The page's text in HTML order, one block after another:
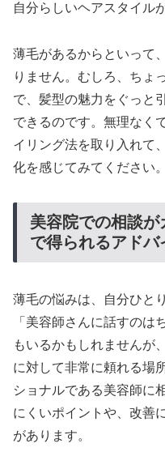
自分らしいヘアスタイル
薄毛があるからといって
りません。むしろ、ちょ
で、髪型の魅力をぐっと
できるのです。無理なく
イリング法を取り入れて
化を感じてみてください。
美容院での相談が
で得られるアドバ
薄毛の悩みは、自分ひと
「美容師さんに話すの
もいるかもしれませんが
に対して非常に頼れる場
ショナルである美容師に
にくいポイントや、改善
があります。